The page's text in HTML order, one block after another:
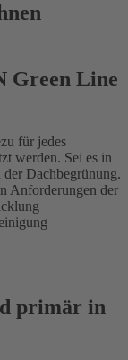
Green Line
für jedes
werden. Sei es in
Dachbegrünung.
Anforderungen der
primär in